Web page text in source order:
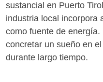
sustancial en Puerto
industria local incorpora
como fuente de
concretar un sueño en
durante largo tiempo.